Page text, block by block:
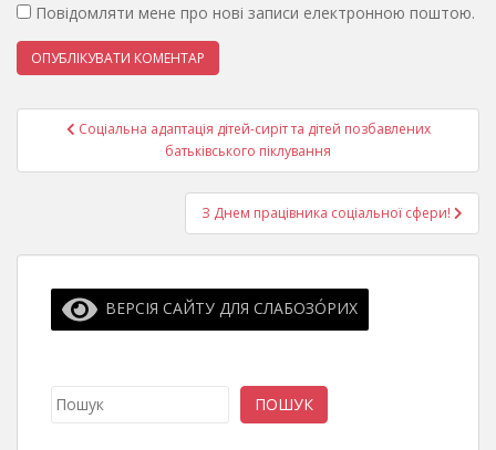
Повідомляти мене про нові записи електронною поштою.
Навігація
Соціальна адаптація дітей-сиріт та дітей позбавлених
батьківського піклування
З Днем працівника соціальної сфери!
ВЕРСІЯ САЙТУ ДЛЯ СЛАБОЗО́РИХ
Пошук ПОШУК